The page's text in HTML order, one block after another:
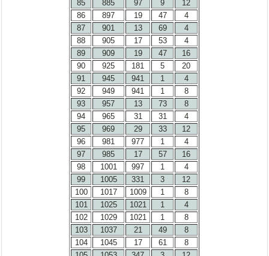
85
885 97 9
12
86
897 19 47
4
87
901 13 69
4
88
905 17 53
4
89
909 19 47
16
90
925 181 5
20
91
945 941 1
4
92
949 941 1
8
93
957 13 73
8
94
965 31 31
4
95
969 29 33
12
96
981 977 1
4
97
985 17 57
16
98
1001 997 1
4
99
1005 331 3
12
100
1017 1009 1
8
101
1025 1021 1
4
102
1029 1021 1
8
103
1037 21 49
8
104
1045 17 61
8